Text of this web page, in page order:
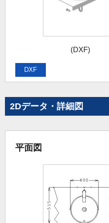
(DXF)
DXF
2Dデータ・詳細図
平面図